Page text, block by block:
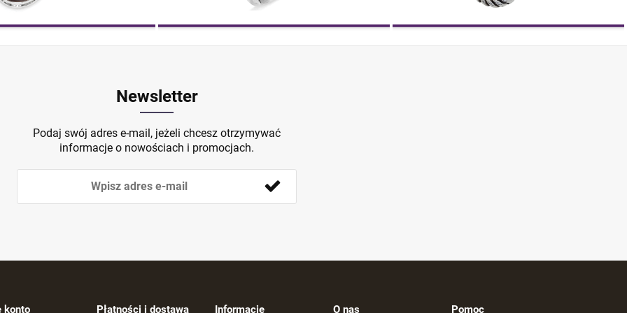
Newsletter
Podaj swój adres e-mail, jeżeli chcesz otrzymywać
informacje o nowościach i promocjach.
konto Płatności i dostawa Informacje O nas Pomoc